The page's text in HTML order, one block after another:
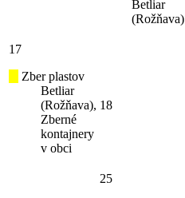
Betliar
(Rožňava)
17
Zber plastov
Betliar
(Rožňava),
Zberné
kontajnery
v obci
18
25